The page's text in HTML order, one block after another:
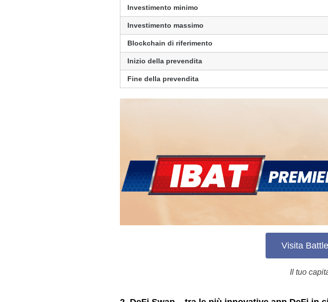
UAE Arabic
Spain
France
Netherlands
Investimento minimo
Investimento massimo
Blockchain di riferimento
Inizio della prevendita
Fine della prevendita
Visita
Il tuo